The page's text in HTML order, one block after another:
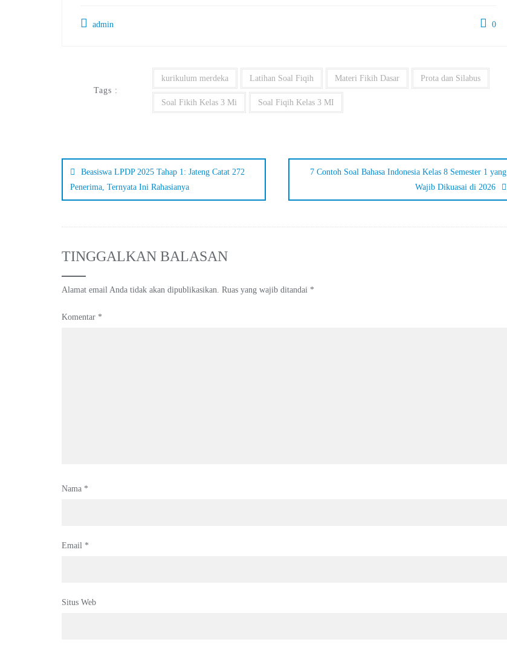
admin 0
Tags :
kurikulum merdeka Latihan Soal Fiqih Materi Fikih Dasar Prota dan Silabus
Soal Fikih Kelas 3 Mi Soal Fiqih Kelas 3 MI
Beasiswa LPDP 2025 Tahap 1: Jateng Catat 272
Penerima, Ternyata Ini Rahasianya
7 Contoh Soal Bahasa Indonesia Kelas 8 Semester 1 yang
Wajib Dikuasai di 2026
TINGGALKAN BALASAN
Alamat email Anda tidak akan dipublikasikan. Ruas yang wajib ditandai *
Komentar *
Nama *
Email *
Situs Web